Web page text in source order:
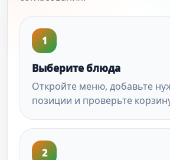
1
Выберите блюда
Откройте меню, добавьте
позиции и проверьте
2